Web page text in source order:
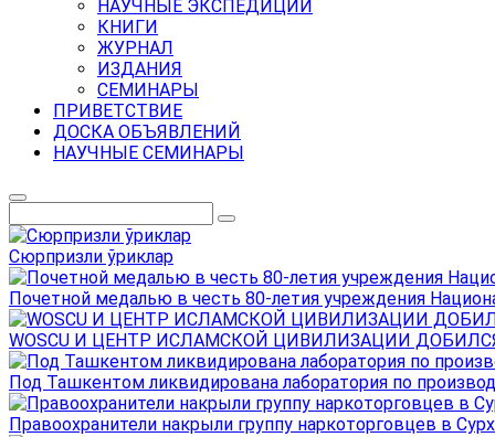
НАУЧНЫЕ ЭКСПЕДИЦИИ
КНИГИ
ЖУРНАЛ
ИЗДАНИЯ
СЕМИНАРЫ
ПРИВЕТСТВИЕ
ДОСКА ОБЪЯВЛЕНИЙ
НАУЧНЫЕ СЕМИНАРЫ
Сюрпризли ўриклар
Почетной медалью в честь 80-летия учреждения
WOSCU И ЦЕНТР ИСЛАМСКОЙ ЦИВИЛИЗАЦИИ
Под Ташкентом ликвидирована лаборатория по
Правоохранители накрыли группу наркоторговцев в